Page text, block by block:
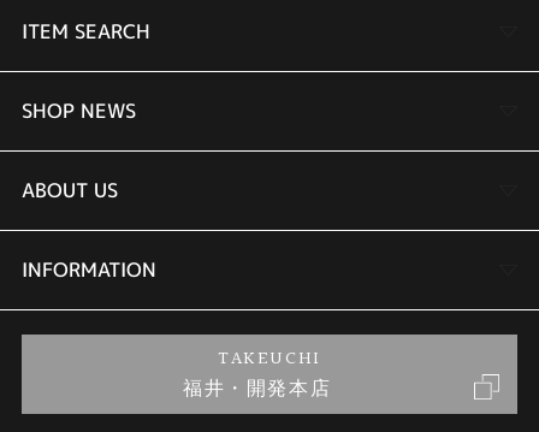
ITEM SEARCH
婚約指輪
結婚指輪
セットリング
婚約ネックレス
金・プラチナのお取引
SHOP NEWS
TAKEUCHI BRIDAL金沢本店情報
商品一覧
ブランドリスト
金澤指輪工房｜手作りペアリング
ABOUT US
会社概要
お客様の声
INFORMATION
TAKEUCHI
福井・開発本店